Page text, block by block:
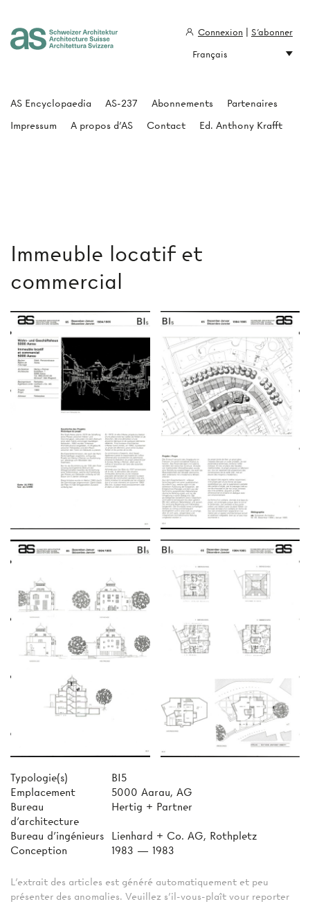
Immeuble locatif et
commercial
Typologie(s)
BI5
Emplacement
5000 Aarau, AG
Bureau
d'architecture
Hertig + Partner
Bureau d'ingénieurs
Lienhard + Co. AG, Rothpletz
Conception
1983 — 1983
L'extrait des articles est généré automatiquement et peu
présenter des anomalies. Veuillez s'il-vous-plaît vour reporter
AS Encyclopaedia AS-237 Abonnements
Partenaires
Impressum
A propos d'AS Contact Ed. Anthony Krafft
Connexion
S'abonner
Français